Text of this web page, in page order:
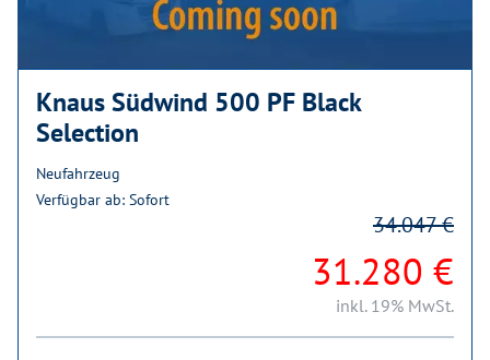
Knaus Südwind 500 PF Black
Selection
Neufahrzeug
Verfügbar ab: Sofort
31.280 €
34.047 €
inkl. 19% MwSt.